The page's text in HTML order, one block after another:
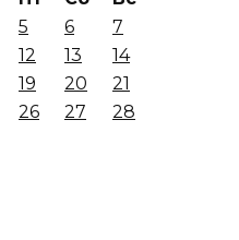
5 6
7
12 13
14
19 20
21
26 27
28